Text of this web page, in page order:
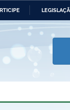
da Economia
Humanos